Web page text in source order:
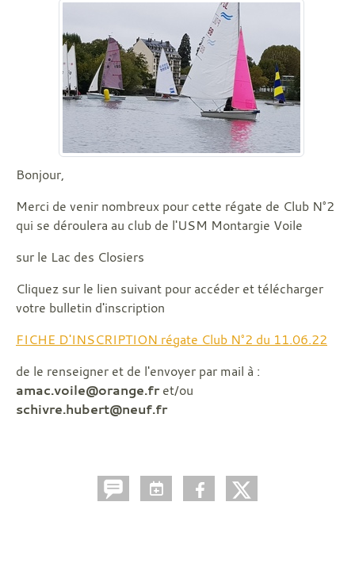
Bonjour,
Merci de venir nombreux pour cette régate de Club N°2
qui se déroulera au club de l'USM Montargie Voile
sur le Lac des Closiers
Cliquez sur le lien suivant pour accéder et télécharger
votre bulletin d'inscription
FICHE D'INSCRIPTION régate Club N°2 du 11.06.22
de le renseigner et de l'envoyer par mail à :
amac.voile@orange.fret/ou
schivre.hubert@neuf.fr